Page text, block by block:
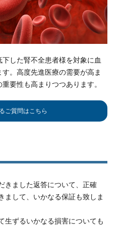
した腎不全患者様を対象に血
。高度先進医療の需要が高ま
要性も高まりつつあります。
ご質問はこちら
きました返答について、正確
まして、いかなる保証も致しま
生ずるいかなる損害についても